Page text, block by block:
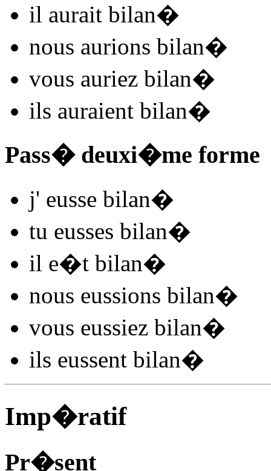
il aurait bilan�
nous aurions bilan�
vous auriez bilan�
ils auraient bilan�
Pass� deuxi�me forme
j' eusse bilan�
tu eusses bilan�
il e�t bilan�
nous eussions bilan�
vous eussiez bilan�
ils eussent bilan�
Imp�ratif
Pr�sent